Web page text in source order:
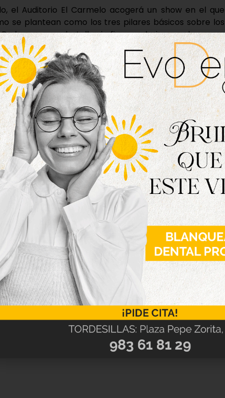
el Auditorio El Carmelo acogerá un show en el que
se plantean como los tres pilares básicos sobre los
en una batalla sin fin con el piano en la que se
pieza cuenta con partes de existencia, recuerdos e
en música y la presenta como el lenguaje
en el abono, mientras que las entradas continúan
de 5 euros, ya se pueden adquirir en la web de
de Cultura, este jueves y este viernes, de 10:00